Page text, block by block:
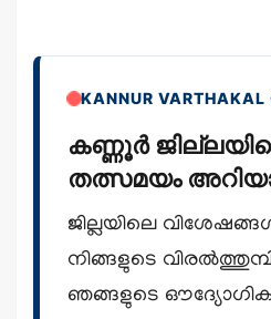
KANNUR VARTHAKAL
കണ്ണൂർ
തത്സമയം
ജില്ലയിലെ
നിങ്ങളുടെ
ഞങ്ങളുടെ ഔദ്യോഗിക